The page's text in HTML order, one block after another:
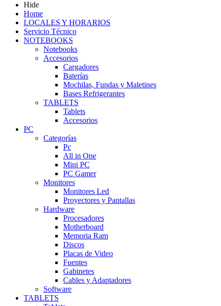
Hide
Home
LOCALES Y HORARIOS
Servicio Técnico
NOTEBOOKS
Notebooks
Accesorios
Cargadores
Baterías
Mochilas, Fundas y Maletines
Bases Refrigerantes
TABLETS
Tablets
Accesorios
PC
Categorías
Pc
All in One
Mini PC
PC Gamer
Monitores
Monitores Led
Proyectores y Pantallas
Hardware
Procesadores
Motherboard
Memoria Ram
Discos
Placas de Video
Fuentes
Gabinetes
Cables y Adaptadores
Software
TABLETS